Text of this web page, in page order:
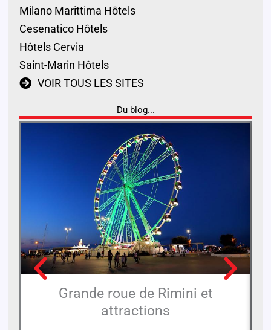
Milano Marittima Hôtels
Cesenatico Hôtels
Hôtels Cervia
Saint-Marin Hôtels
VOIR TOUS LES SITES
Du blog...
Grande roue de Rimini et
attractions